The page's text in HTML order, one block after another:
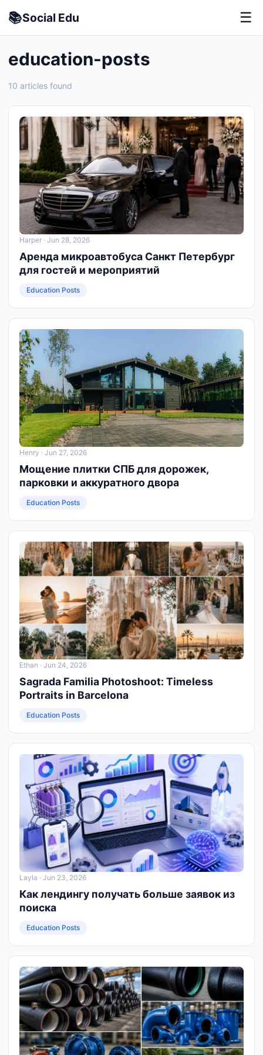
📚Social Edu ☰
education-posts
10 articles found
Harper · Jun 28, 2026
Аренда микроавтобуса Санкт Петербург
для гостей и мероприятий
Education Posts
Henry · Jun 27, 2026
Мощение плитки СПБ для дорожек,
парковки и аккуратного двора
Education Posts
Ethan · Jun 24, 2026
Sagrada Familia Photoshoot: Timeless
Portraits in Barcelona
Education Posts
Layla · Jun 23, 2026
Как лендингу получать больше заявок из
поиска
Education Posts